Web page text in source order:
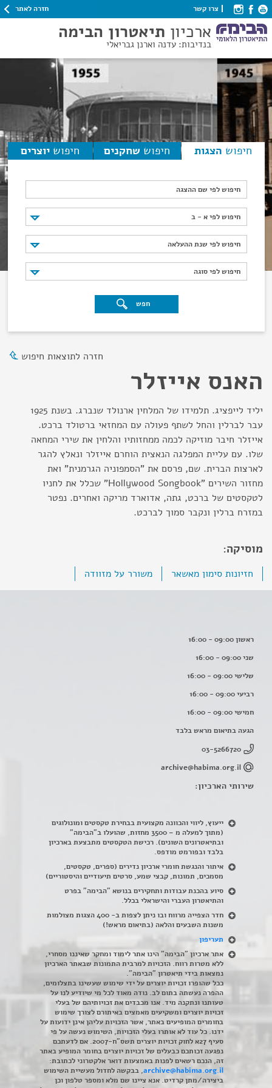
צרו קשר חזרה לאתר
ארכיון תיאטרון הבימה
בנדיבות: עדנה וארנן גבריאלי
חיפוש הצגות חיפוש שחקנים חיפוש יוצרים
חיפוש לפי שם ההצגה
חיפוש לפי א - ב
חיפוש לפי א - ב
חיפוש לפי שנת ההעלאה
חיפוש לפי שנת ההעלאה
חיפוש לפי סוגה
חיפוש לפי סוגה
חפש
חזרה לתוצאות חיפוש
האנס אייזלר
יליד לייפציג. תלמידו של המלחין ארנולד שנברג. בשנת 1925
עבר לברלין והחל לשתף פעולה עם המחזאי ברטולד ברכט.
אייזלר חיבר מוזיקה לכמה ממחזותיו והלחין את שירי המחאה
שלו. עם עליית המפלגה הנאצית הוחרם אייזלר ונאלץ להגר
לארצות הברית. שם, פרסם את "הסמפוניה הגרמנית" ואת
מחזור השירים "Hollywood Songbook" שכלל את לחניו
לטקסטים של ברכט, גתה, אדוארד מריקה ואחרים. נפטר
במזרח ברלין ונקבר סמוך לברכט.
מוסיקה:
חזיונות סימון מאשאר משורר על מזוודה
ראשון 09:00 - 16:00
שני 09:00 - 16:00
שלישי 09:00 - 16:00
רביעי 09:00 - 16:00
חמישי 09:00 - 16:00
הגעה בתיאום מראש בלבד
03-5266720
archive@habima.org.il
שירותי הארכיון:
ייעוץ, ליווי והכוונה מקצועית בבחירת טקסטים ומונולוגים
(מתוך למעלה מ – 3500 מחזות, שהועלו ב"הבימה"
ובתיאטרונים השונים). רכישת הטקסטים מתבצעת בארכיון
בלבד ובפורמט מודפס.
איתור והנגשת חומרי ארכיון נדירים (ספרים, טקסטים,
מסמכים, תמונות, קבצי שמע, סרטים תיעודיים והיסטוריים)
סיוע בהכנת עבודות ותחקירים בנושא "הבימה" בפרט
והתיאטרון העברי והישראלי בכלל.
חדר הצפייה מרווח ובו ניתן לצפות ב- 400 הצגות מצולמות
משנות השבעים והלאה (בתיאום מראש!)
תעריפון
אתר ארכיון "הבימה" הינו אתר לימוד ומחקר שאיננו מסחרי,
ללא מטרות רווח. הזכויות למרבית התמונות שבאתר הארכיון
נמצאות בידי תיאטרון "הבימה".
ככל שהופרו זכויות יוצרים על ידי שימוש שעשינו בתצלומים,
ההפרה נעשתה בתום לב. נודה מאוד לכל מי שיודיע לנו על
טעותנו ונתקנה מיד. אנו מכבדים את זכויותיהם של בעלי
זכויות יוצרים ומשקיעים מאמצים באיתורם לצורך שימוש
בחומרים המופיעים באתר, אשר הזכויות עליהן אינן ידועות על
ידנו. כל עוד לא אותרו בעלי הזכויות, השימוש נעשה על פי
סעיף 27א לחוק זכויות יוצרים תשס"ח-2007. אם לדעתכם
נפגעה זכותכם כבעלים של זכויות יוצרים בחומר המופיע באתר
זה, הנכם רשאים לפנות באמצעות דואר אלקטרוני לכתובת:
archive@habima.org.il, בבקשה לחדול מעשיית השימוש
ביצירה/מתן קרדיט. אנא ציינו שם מלא ומספר טלפון וכן